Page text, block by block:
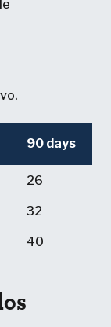
90 days
26
32
40